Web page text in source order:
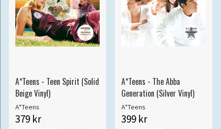
A*Teens - Teen Spirit (Solid
Beige Vinyl)
A*Teens
379 kr
A*Teens - The Abba
Generation (Silver Vinyl)
A*Teens
399 kr